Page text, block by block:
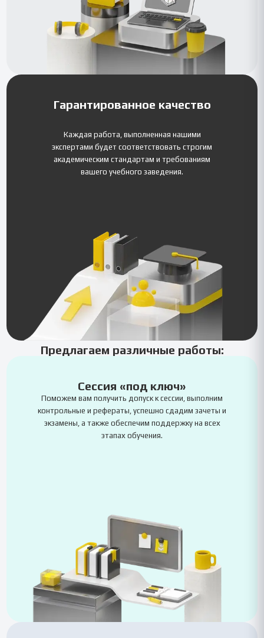
Гарантированное качество
Каждая работа, выполненная нашими
экспертами будет соответствовать строгим
академическим стандартам и требованиям
вашего учебного заведения.
Предлагаем различные работы:
Сессия «под ключ»
Поможем вам получить допуск к сессии, выполним
контрольные и рефераты, успешно сдадим зачеты и
экзамены, а также обеспечим поддержку на всех
этапах обучения.